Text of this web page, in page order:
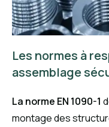
Les normes à
assemblage
La norme EN 1090-1
montage des